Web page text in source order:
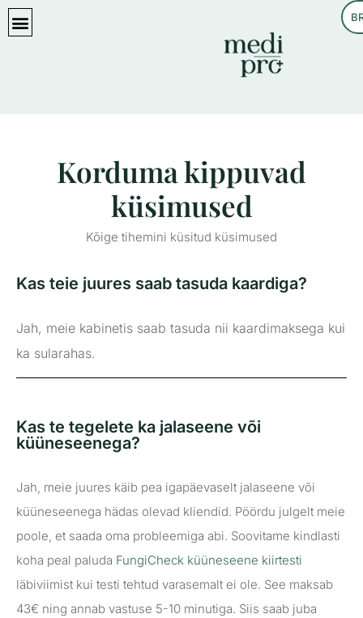
Korduma kippuvad
küsimused
Kõige tihemini küsitud küsimused
Kas teie juures saab tasuda kaardiga?
Jah, meie kabinetis saab tasuda nii kaardimaksega kui
ka sularahas.
Kas te tegelete ka jalaseene või
küüneseenega?
Jah, meie juures käib pea igapäevaselt jalaseene või
küüneseenega hädas olevad kliendid. Pöördu julgelt meie
poole, et saada oma probleemiga abi. Soovitame kindlasti
koha peal paluda FungiCheck küüneseene kiirtesti
läbiviimist kui testi tehtud varasemalt ei ole. See maksab
43€ ning annab vastuse 5-10 minutiga. Siis saab juba